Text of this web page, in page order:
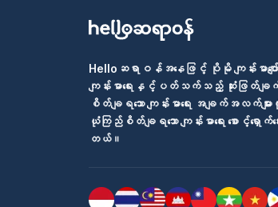
Helloဆရာဝန်အနေဖြင့် ပိုမို ကျန်းမာပ
ကျန်းမာရေးနှင့်ပတ်သက်သည့် ဆုံးဖြတ်ချက်
စိတ်ချရသော ကျန်းမာရေး အချက်အလက်မျာ
ယုံကြည်စိတ်ချရသော ကျန်းမာရေး စောင့်ရှော
တယ်။